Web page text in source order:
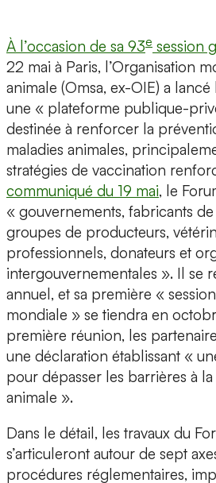
À l’occasion de sa 93e session
22 mai à Paris, l’Organisation
animale (Omsa, ex-OIE) a
une « plateforme publique-
destinée à renforcer la
maladies animales,
stratégies de vaccination
communiqué du 19 mai, le
« gouvernements, fabricants
groupes de producteurs,
professionnels, donateurs et
intergouvernementales ». Il se
annuel, et sa première «
mondiale » se tiendra en
première réunion, les
une déclaration établissant «
pour dépasser les barrières à
animale ».
Dans le détail, les travaux du
s’articuleront autour de sept
procédures réglementaires,